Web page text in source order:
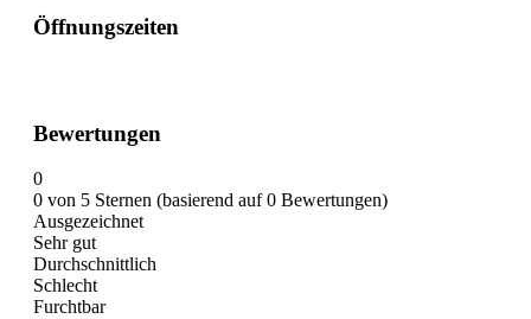
Öffnungszeiten
Bewertungen
0
0 von 5 Sternen (basierend auf 0 Bewertungen)
Ausgezeichnet
Sehr gut
Durchschnittlich
Schlecht
Furchtbar